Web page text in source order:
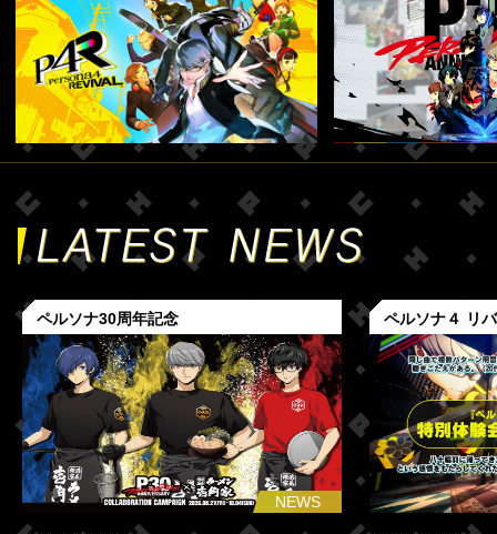
ペルソナ30周年記念
NEWS
ペルソナ４ リ